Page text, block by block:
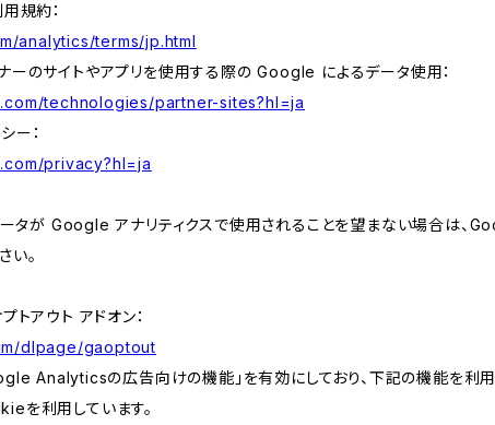
規約：
analytics/terms/jp.html
のサイトやアプリを使用する際の Google によるデータ使用：
technologies/partner-sites?hl=ja
ー：
privacy?hl=ja
タが Google アナリティクスで使用されることを望まない場合は、
い。
アウト アドオン：
dlpage/gaoptout
Analyticsの広告向けの機能」を有効にしており、下記の機能を
を利用しています。